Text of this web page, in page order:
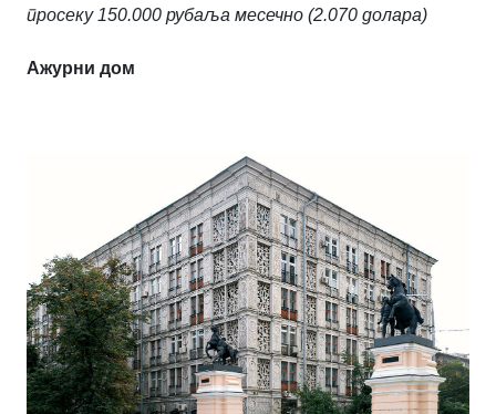
просеку 150.000 рубаља месечно (2.070 долара)
Ажурни дом